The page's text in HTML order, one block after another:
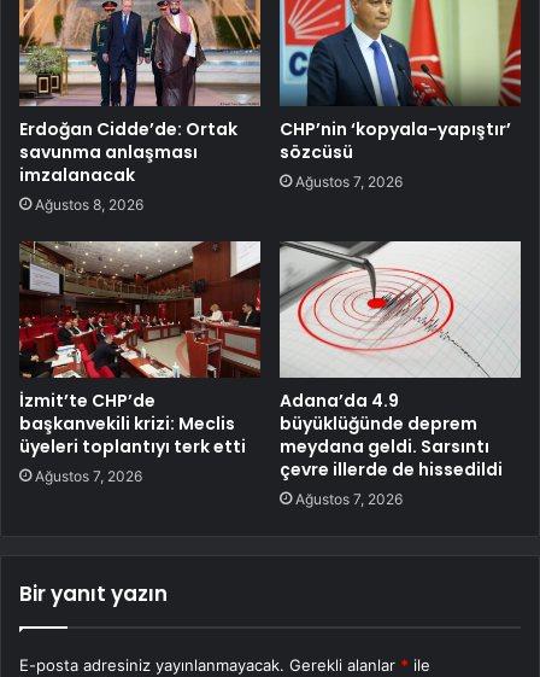
Erdoğan Cidde’de: Ortak
savunma anlaşması
imzalanacak
Ağustos 8, 2026
CHP’nin ‘kopyala-yapıştır’
sözcüsü
Ağustos 7, 2026
İzmit’te CHP’de
başkanvekili krizi: Meclis
üyeleri toplantıyı terk etti
Ağustos 7, 2026
Adana’da 4.9
büyüklüğünde deprem
meydana geldi. Sarsıntı
çevre illerde de hissedildi
Ağustos 7, 2026
Bir yanıt yazın
E-posta adresiniz yayınlanmayacak. Gerekli alanlar * ile